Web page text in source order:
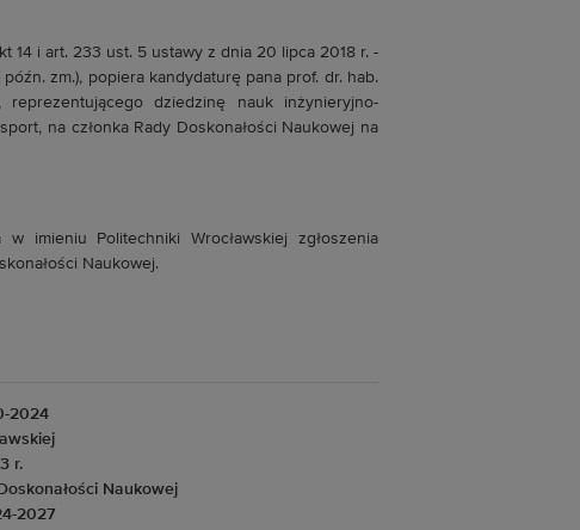
14 i art. 233 ust. 5 ustawy z dnia 20 lipca 2018 r. -
zm.), popiera kandydaturę pana prof. dr. hab.
reprezentującego dziedzinę nauk inżynieryjno-
na członka Rady Doskonałości Naukowej na
imieniu Politechniki Wrocławskiej zgłoszenia
Naukowej.
2024
r.
Naukowej
2027